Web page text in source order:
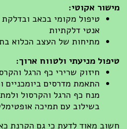
אקוטי:
טיפול מקומי בכאב ובדלקת
אנטי דלקתיות
מתיחות של העצב הכלוא בתעלה
מניעתי ולטווח ארוך:
חיזוק שרירי כף הרגל והקרסול
התאמת מדרסים ביומכניים
מנח כף הרגל והקרסול ולמתן
בשילוב עם תמיכה אופטימלית
מאוד לדעת כי גם הקרנת כאב